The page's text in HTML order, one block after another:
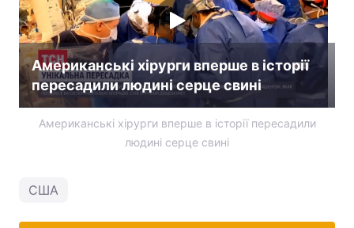
Американські хірурги вперше в історії
пересадили людині серце свині
Американські хірурги вперше в історії пересадили
людині серце свині
США